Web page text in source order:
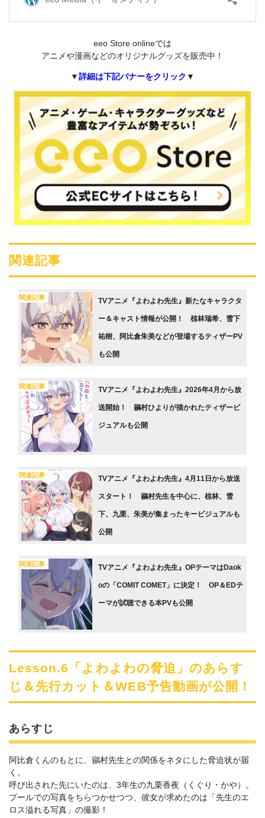
eeo Store onlineでは
アニメや漫画などのオリジナルグッズを販売中！
▼詳細は下記バナーをクリック ▼
関連記事
関連記事 TVアニメ『よわよわ先生』新たなキャラクタ
ー＆キャスト情報が公開！ 椋林瑞希、雪下
祐樹、阿比倉朱美などが登場するティザーPV
も公開
関連記事 TVアニメ『よわよわ先生』2026年4月から放
送開始！ 鶸村ひよりが描かれたティザービ
ジュアルも公開
関連記事 TVアニメ『よわよわ先生』4月11日から放送
スタート！ 鶸村先生を中心に、椋林、雪
下、九栗、朱美が集まったキービジュアルも
公開
関連記事 TVアニメ『よわよわ先生』OPテーマはDaok
oの「COMIT COMET」に決定！ OP＆EDテ
ーマが試聴できる本PVも公開
Lesson.6「よわよわの脅迫」のあらす
じ＆先行カット＆WEB予告動画が公開！
あらすじ
阿比倉くんのもとに、鶸村先生との関係をネタにした脅迫状が届
く。
呼び出された先にいたのは、3年生の九栗香夜（くぐり・かや）。
プールでの写真をちらつかせつつ、彼女が求めたのは「先生のエ
ロス溢れる写真」の撮影！